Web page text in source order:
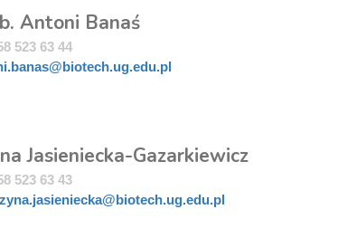
Antoni Banaś
523 63 44
Jasieniecka-Gazarkiewicz
523 63 43